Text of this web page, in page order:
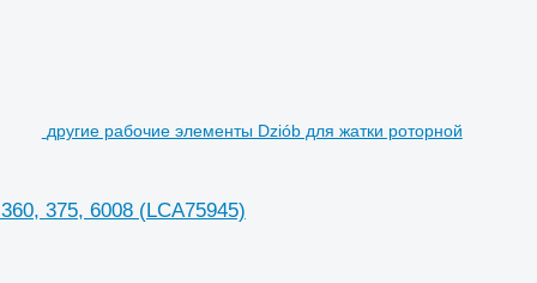
другие рабочие элементы Dziób для жатки роторной
375, 6008 (LCA75945)